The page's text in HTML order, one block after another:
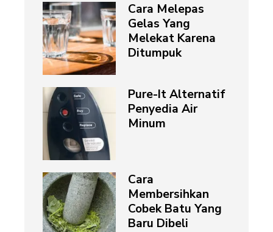
Cara Melepas
Gelas Yang
Melekat Karena
Ditumpuk
Pure-It Alternatif
Penyedia Air
Minum
Cara
Membersihkan
Cobek Batu Yang
Baru Dibeli